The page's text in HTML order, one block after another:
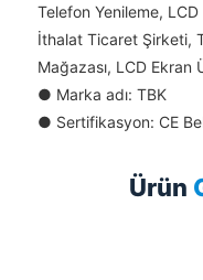
Telefon Yenileme,
İthalat Ticaret Şirketi,
Mağazası, LCD Ekran
● Marka adı: TBK
● Sertifikasyon: CE
Ürün